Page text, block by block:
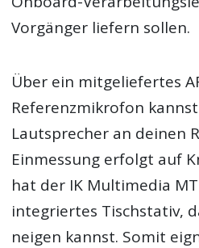
Vorgänger liefern sollen.
Über ein mitgeliefertes
Referenzmikrofon
Lautsprecher an deinen
Einmessung erfolgt auf
hat der IK Multimedia
integriertes Tischstativ,
neigen kannst. Somit